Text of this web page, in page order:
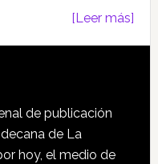
[Leer más]
de publicación
de La
hoy, el medio de